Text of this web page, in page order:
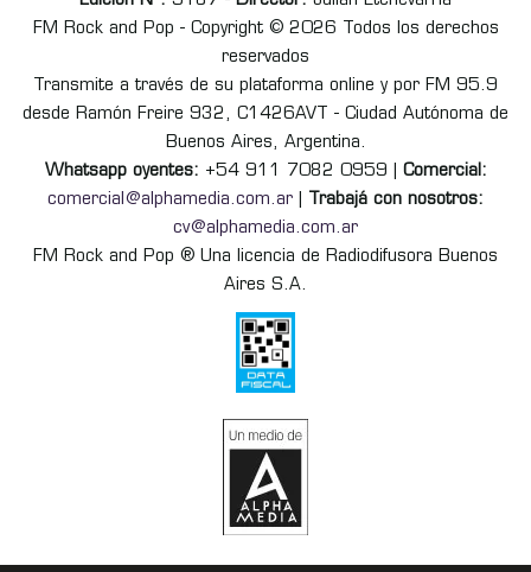
FM Rock and Pop - Copyright © 2026 Todos los derechos
reservados
Transmite a través de su plataforma online y por FM 95.9
desde Ramón Freire 932, C1426AVT - Ciudad Autónoma de
Buenos Aires, Argentina.
Whatsapp oyentes: +54 911 7082 0959 | Comercial:
comercial@alphamedia.com.ar
Trabajá con nosotros:
cv@alphamedia.com.ar
FM Rock and Pop ® Una licencia de Radiodifusora Buenos
Aires S.A.